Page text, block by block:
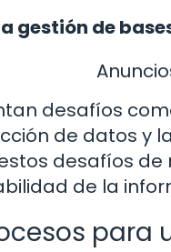
gestión de
desafíos
de datos y
desafíos
de la
para